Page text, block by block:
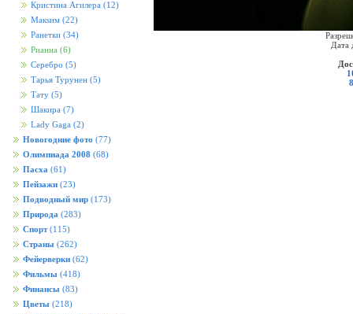
Кристина Агилера (12)
Макsим (22)
Ранетки (34)
Рианна (6)
Серебро (5)
Тарья Турунен (5)
Тату (5)
Шакира (7)
Lady Gaga (2)
Новогодние фото (77)
Олимпиада 2008 (68)
Пасха (61)
Пейзажи (23)
Подводный мир (173)
Природа (283)
Спорт (115)
Страны (262)
Фейерверки (62)
Фильмы (418)
Финансы (83)
Цветы (218)
Дата